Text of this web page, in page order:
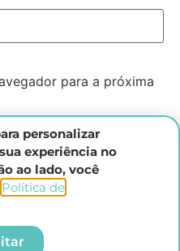
para a próxima
Brasileiro
reservados
personalizar
experiência no
ao lado, você
Política de